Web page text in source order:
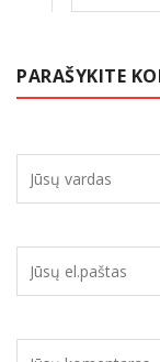
PARAŠYKITE